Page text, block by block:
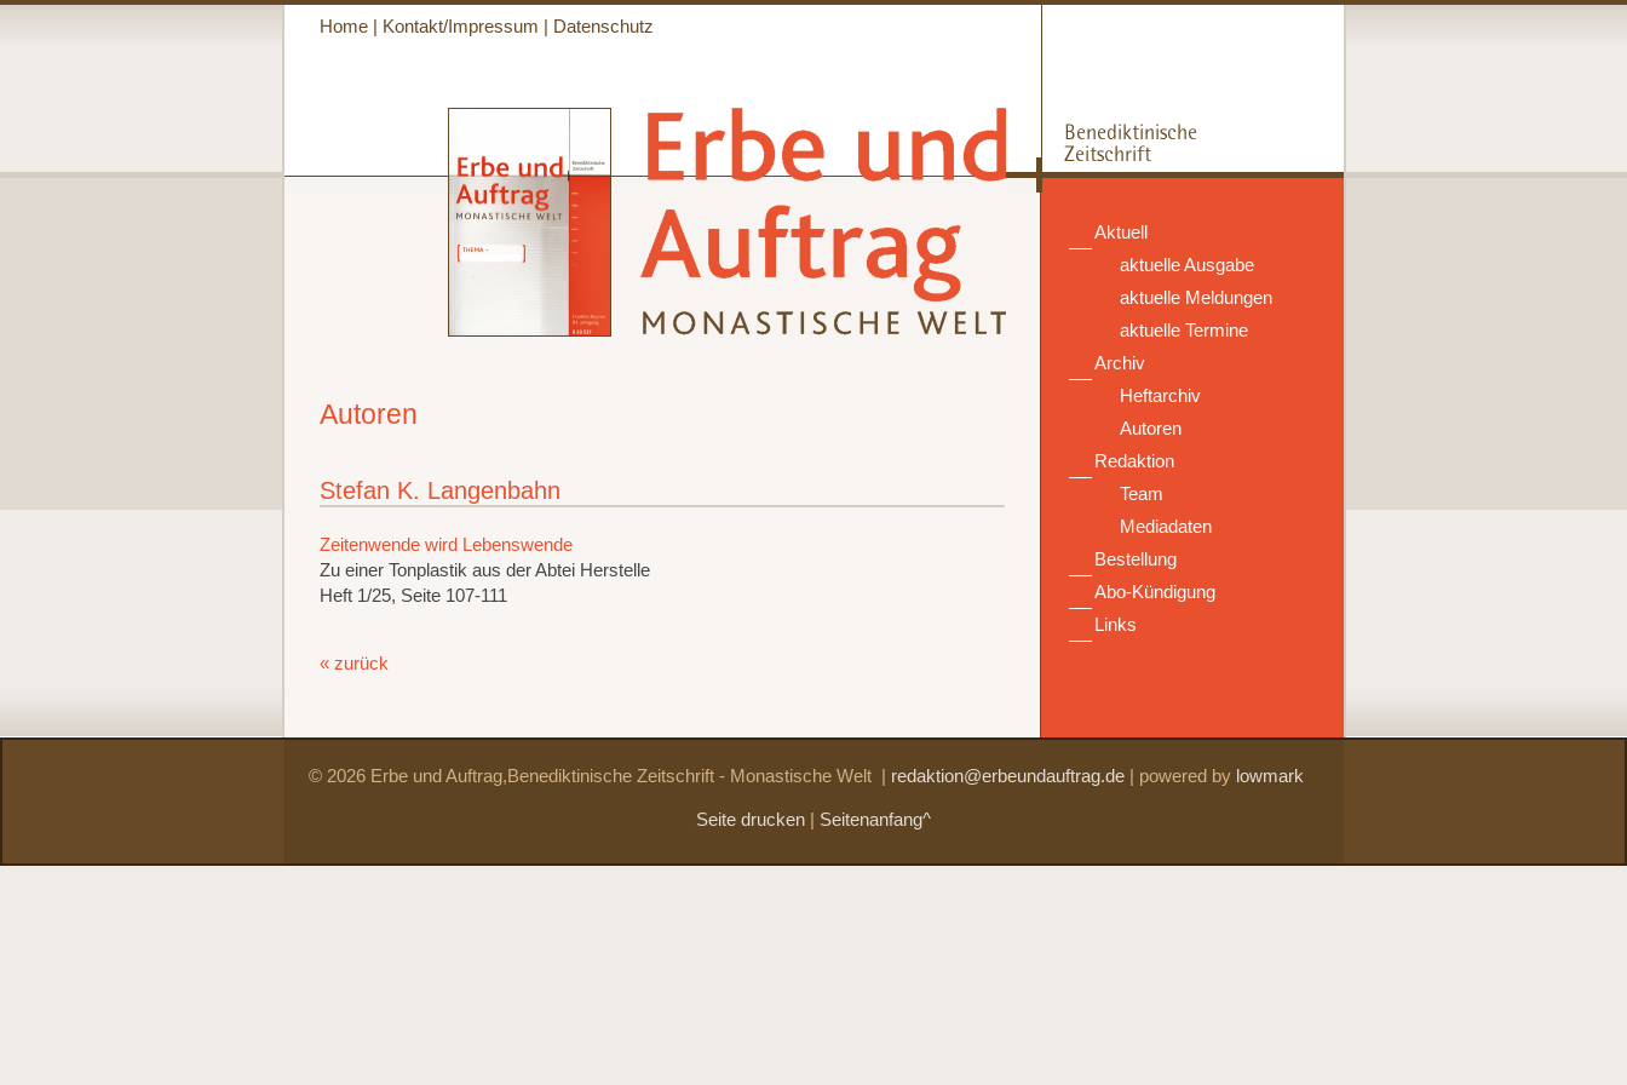
Home| Kontakt/Impressum Datenschutz
Aktuell
aktuelle Ausgabe
aktuelle Meldungen
aktuelle Termine
Archiv
Heftarchiv
Autoren
Redaktion
Team
Mediadaten
Bestellung
Abo-Kündigung
Links
Autoren
Stefan K. Langenbahn
Zeitenwende wird Lebenswende
Zu einer Tonplastik aus der Abtei Herstelle
Heft 1/25, Seite 107-111
« zurück
© 2026 Erbe und Auftrag,Benediktinische Zeitschrift - Monastische Welt redaktion@erbeundauftrag.de| powered by lowmark
Seite drucken Seitenanfang^